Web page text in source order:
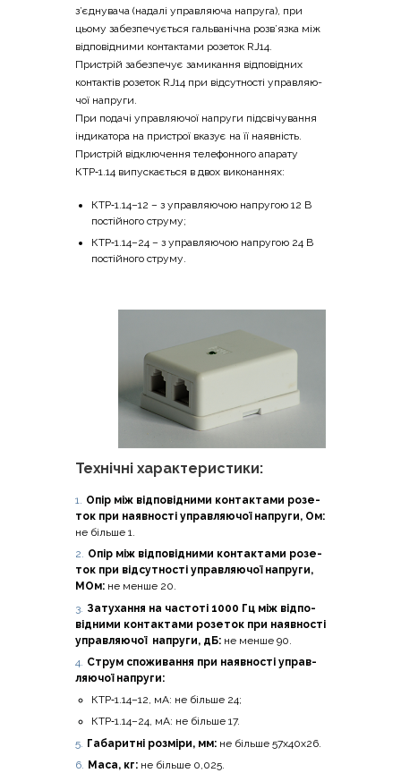
з’єднувача (нада­лі управ­ля­ю­ча напру­га), при
цьо­му забез­пе­чу­є­ться галь­ва­ні­чна розв’язка між
від­по­від­ни­ми кон­та­кта­ми розе­ток RJ14.
При­стрій забез­пе­чує зами­ка­н­ня від­по­від­них
кон­та­ктів розе­ток RJ14 при від­су­тно­сті управ­ля­ю­
чої напруги.
При пода­чі управ­ля­ю­чої напру­ги під­сві­чу­ва­н­ня
інди­ка­то­ра на при­строї вка­зує на її наявність.
При­стрій від­клю­че­н­ня теле­фон­но­го апа­ра­ту
КТР‑1.14 випу­ска­є­ться в двох виконаннях:
КТР‑1.14–12 – з управ­ля­ю­чою напру­гою 12 В
постій­но­го струму;
КТР‑1.14–24 – з управ­ля­ю­чою напру­гою 24 В
постій­но­го струму.
Технічні характеристики:
Опір між від­по­від­ни­ми кон­та­кта­ми розе­
ток при наяв­но­сті управ­ля­ю­чої напру­ги, Ом:
не біль­ше 1.
Опір між від­по­від­ни­ми кон­та­кта­ми розе­
ток при від­су­тно­сті управ­ля­ю­чої напру­ги,
МОм: не мен­ше 20.
Зату­ха­н­ня на часто­ті 1000 Гц між від­по­
від­ни­ми кон­та­кта­ми розе­ток при наяв­но­сті
управ­ля­ю­чої напру­ги, дБ: не мен­ше 90.
Струм спо­жи­ва­н­ня при наяв­но­сті управ­
ля­ю­чої напруги:
КТР‑1.14–12, мА: не біль­ше 24;
КТР‑1.14–24, мА: не біль­ше 17.
Габа­ри­тні роз­мі­ри, мм: не біль­ше 57х40х26.
Маса, кг: не біль­ше 0,025.